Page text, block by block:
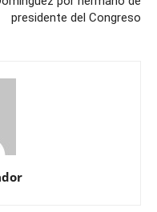
presidente del Congreso